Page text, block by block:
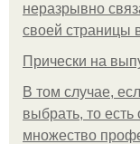
неразрывно
своей страницы
Прически на
В том случае,
выбрать, то
множество